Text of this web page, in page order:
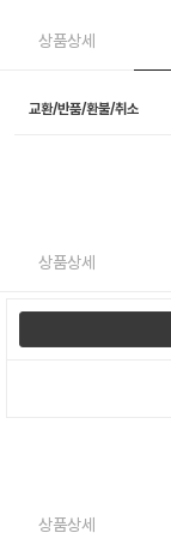
상품상세
교환/반품/환불/취소
상품상세
상품상세